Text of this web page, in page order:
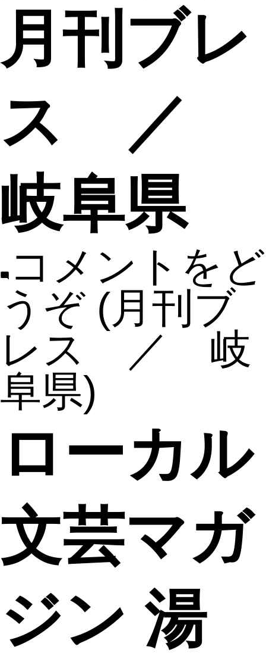
月刊ブレ
ス ／
岐阜県
コメントをど
うぞ (月刊ブ
レス ／ 岐
阜県)
ローカル
文芸マガ
ジン 湯